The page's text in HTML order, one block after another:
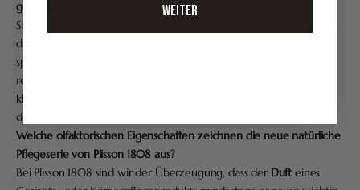
gesunde Kopfhaut
Sie bevorzugen eine glattrasierte Kopfhaut, möchten aber auf die
damit verbundenen Irritationen verzichten? Dank unseres
speziellen
reparierend, beruhigend und mattierend wirkt, gehören diese
kleinen unangenehmen Empfindungen und ästhetischen Makel
der Vergangenheit an!
Welche olfaktorischen Eigenschaften zeichnen die neue natürliche
Pflegeserie von Plisson 1808 aus?
Bei Plisson 1808 sind wir der Überzeugung, dass der Dufteines
WEITER